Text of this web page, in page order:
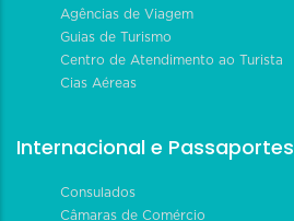
Agências de Viagem
Guias de Turismo
Centro de Atendimento ao Turista
Cias Aéreas
Internacional e Passaportes
Consulados
Câmaras de Comércio